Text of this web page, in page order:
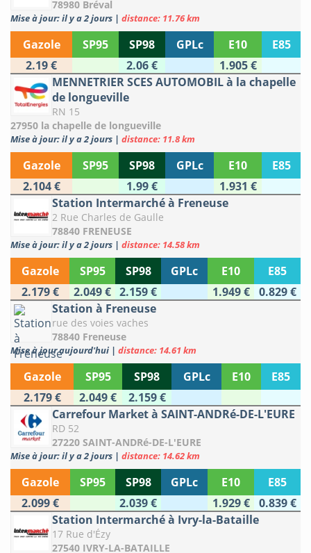
78980 Bréval
Mise à jour: il y a 2 jours | distance: 11.76 km
Gazole SP95 SP98 GPLc E10
E85
2.19 €
2.06 €
1.905 €
MENNETRIER SCES AUTOMOBIL à la chapelle
de longueville
RN 15
27950 la chapelle de longueville
Mise à jour: il y a 2 jours | distance: 11.8 km
Gazole SP95 SP98 GPLc E10
E85
2.104 €
1.99 €
1.931 €
Station Intermarché à Freneuse
2 Rue Charles de Gaulle
78840 FRENEUSE
Mise à jour: il y a 2 jours | distance: 14.58 km
Gazole SP95 SP98 GPLc E10
E85
2.179 €
2.049 € 2.159 € 1.949 €
0.829 €
Station à Freneuse
rue des voies vaches
78840 Freneuse
Mise à jour aujourd'hui | distance: 14.61 km
Gazole SP95 SP98 GPLc E10
E85
2.179 €
2.049 €
2.159 €
Carrefour Market à SAINT-ANDRé-DE-L'EURE
RD 52
27220 SAINT-ANDRé-DE-L'EURE
Mise à jour: il y a 2 jours | distance: 14.62 km
Gazole SP95 SP98 GPLc E10
E85
2.099 €
2.039 € 1.929 €
0.839 €
Station Intermarché à Ivry-la-Bataille
17 Rue d'Ézy
27540 IVRY-LA-BATAILLE